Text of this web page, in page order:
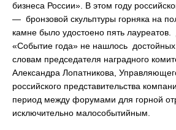
бизнеса России». В этом году
— бронзовой скульптуры горняка на
камне было удостоено пять
«Событие года» не нашлось
словам председателя наградного
Александра Лопатникова,
российского представительства
период между форумами для горной
исключительно малособытийным.